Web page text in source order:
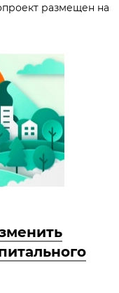
размещен на